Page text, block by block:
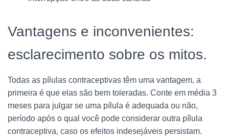
Vantagens e inconvenientes:
esclarecimento sobre os mitos.
Todas as pílulas contraceptivas têm uma vantagem, a
primeira é que elas são bem toleradas. Conte em média 3
meses para julgar se uma pílula é adequada ou não,
período após o qual você pode considerar outra pílula
contraceptiva, caso os efeitos indesejáveis persistam.